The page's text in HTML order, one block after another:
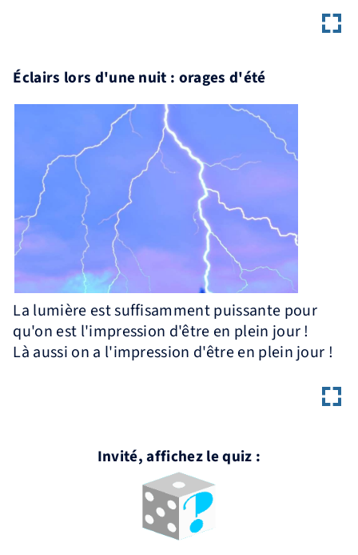
Éclairs lors d'une nuit : orages d'été
La lumière est suffisamment puissante pour
qu'on est l'impression d'être en plein jour !
Là aussi on a l'impression d'être en plein jour !
Invité, affichez le quiz :